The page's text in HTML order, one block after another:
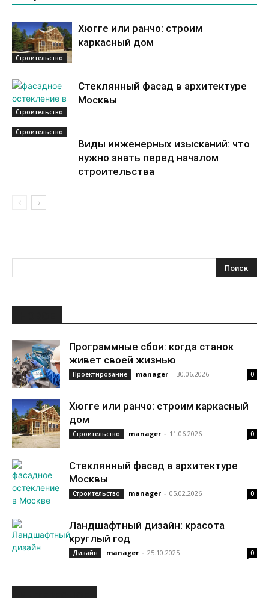
Строительство
Хюгге или ранчо: строим
каркасный дом
Строительство
Стеклянный фасад в архитектуре
Москвы
Строительство
Виды инженерных изысканий: что
нужно знать перед началом
строительства
Программные сбои: когда станок
живет своей жизнью
Проектирование manager - 30.06.2026 0
Хюгге или ранчо: строим каркасный
дом
Строительство manager - 11.06.2026 0
Стеклянный фасад в архитектуре
Москвы
Строительство manager - 05.02.2026 0
Ландшафтный дизайн: красота
круглый год
Дизайн manager - 25.10.2025 0